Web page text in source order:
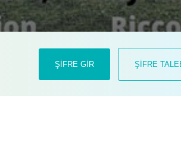
Royal Canin Türkiye,
oldu.
ŞİFRE GİR ŞİFRE